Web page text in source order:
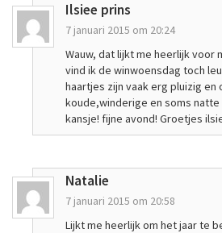
Ilsiee prins
7 januari 2015 om 20:24
Wauw, dat lijkt me heerlijk voor
vind ik de winwoensdag toch
haartjes zijn vaak erg pluizig
koude,winderige en soms natte
kansje! fijne avond! Groetjes
Natalie
7 januari 2015 om 20:58
Lijkt me heerlijk om het jaar te